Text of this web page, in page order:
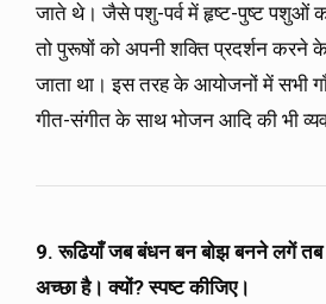
जाते थे। जैसे पशु-पर्व में हृष्ट-पुष्ट पशुओं
तो पुरूषों को अपनी शक्ति प्रदर्शन करने
जाता था। इस तरह के आयोजनों में सभी
गीत-संगीत के साथ भोजन आदि की भी
9. रूढियाँ जब बंधन बन बोझ बनने लगें तब
अच्छा है। क्यों? स्पष्ट कीजिए।